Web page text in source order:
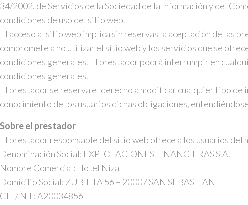
34/2002, de Servicios de la Sociedad de la Información y del
condiciones de uso del sitio web.
El acceso al sitio web implica sin reservas la aceptación de las
compromete a no utilizar el sitio web y los servicios que se
condiciones generales. El prestador podrá interrumpir en
condiciones generales.
El prestador se reserva el derecho a modificar cualquier tipo
conocimiento de los usuarios dichas obligaciones,
Sobre el prestador
El prestador responsable del sitio web ofrece a los usuarios del
Denominación Social: EXPLOTACIONES FINANCIERAS S.A.
Nombre Comercial: Hotel Niza
Domicilio Social: ZUBIETA 56 – 20007 SAN SEBASTIAN
CIF / NIF: A20034856